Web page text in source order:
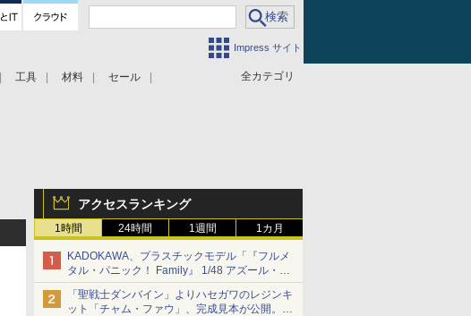
Impress サイト
全カテゴリ
工具 材料 セール
アクセスランキング
1時間 24時間 1週間 1カ月
KADOKAWA、プラスチックモデル「『フルメ
タル・パニック！ Family』 1/48 アズール・レ
イヴン」の発売延期を発表
8月から9月に延期
「聖戦士ダンバイン」よりハセガワのレジンキ
ット「チャム・ファウ」、完成見本が公開。9